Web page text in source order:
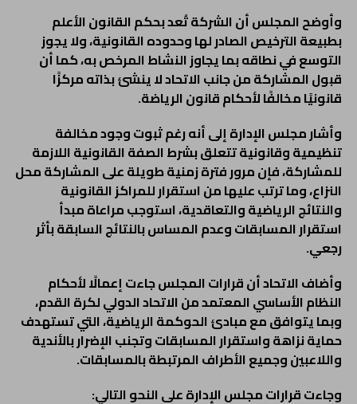
وأوضح المجلس أن الشركة تُعد بحكم القانون الأعلم
بطبيعة الترخيص الصادر لها وحدوده القانونية، ولا يجوز
التوسع في نطاقه بما يجاوز النشاط المرخص به، كما أن
قبول المشاركة من جانب الاتحاد لا ينشئ بذاته مركزًا
قانونيًا مخالفًا لأحكام قانون الرياضة.
وأشار مجلس الإدارة إلى أنه رغم ثبوت وجود مخالفة
تنظيمية وقانونية تتعلق بشرط الصفة القانونية اللازمة
للمشاركة، فإن مرور فترة زمنية طويلة على المشاركة محل
النزاع، وما ترتب عليها من استقرار للمراكز القانونية
والنتائج الرياضية والتعاقدية، استوجب مراعاة مبدأ
استقرار المسابقات وعدم المساس بالنتائج السابقة بأثر
رجعي.
وأضاف الاتحاد أن قرارات المجلس جاءت إعمالًا لأحكام
النظام الأساسي المعتمد من الاتحاد الدولي لكرة القدم،
وبما يتوافق مع مبادئ الحوكمة الرياضية، التي تستهدف
حماية نزاهة واستقرار المسابقات وتجنب الإضرار بالأندية
واللاعبين وجميع الأطراف المرتبطة بالمسابقات.
وجاءت قرارات مجلس الإدارة على النحو التالي: